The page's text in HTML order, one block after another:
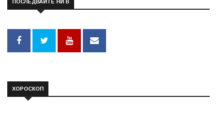
ПОСЛЕДВАЙТЕ НИ В
ХОРОСКОП